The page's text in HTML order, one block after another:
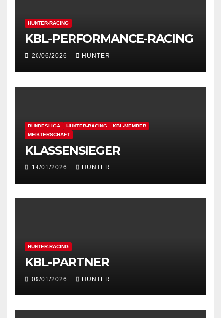
HUNTER-RACING
KBL-PERFORMANCE-RACING
20/06/2026 HUNTER
BUNDESLIGA HUNTER-RACING
KBL-MEMBER
MEISTERSCHAFT
KLASSENSIEGER
14/01/2026 HUNTER
HUNTER-RACING
KBL-PARTNER
09/01/2026 HUNTER